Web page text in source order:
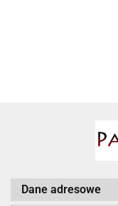
Dane adresowe